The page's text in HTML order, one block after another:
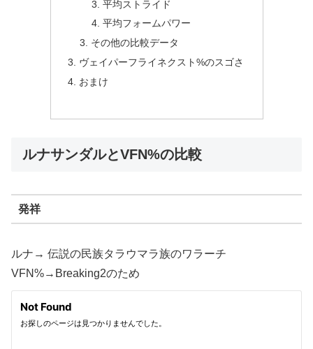
平均ストライド
平均フォームパワー
その他の比較データ
ヴェイパーフライネクスト%のスゴさ
おまけ
ルナサンダルとVFN%の比較
発祥
ルナ→ 伝説の民族タラウマラ族のワラーチ
VFN%→Breaking2のため